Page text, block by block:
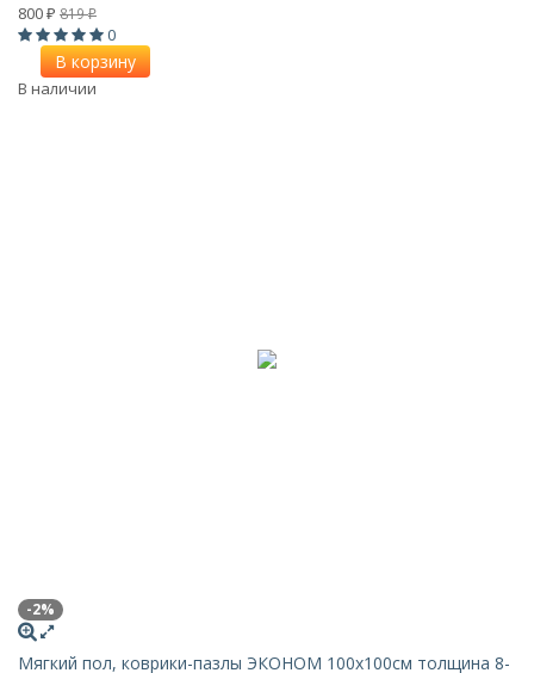
800 ₽ 819₽
0
В корзину
В наличии
-2%
Мягкий пол, коврики-пазлы ЭКОНОМ 100х100см толщина 8-